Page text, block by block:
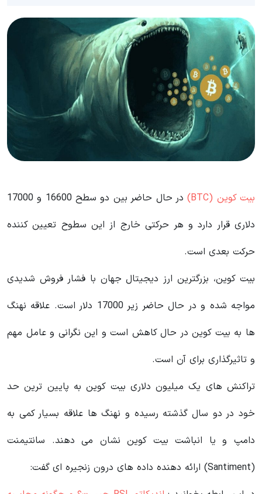
بیت کوین (BTC)
در حال حاضر بین دو سطح 16600 و 17000
دلاری قرار دارد و هر حرکتی خارج از این سطوح تعیین کننده
حرکت بعدی است.
بیت کوین، بزرگترین ارز دیجیتال جهان با فشار فروش شدیدی
مواجه شده و در حال حاضر زیر 17000 دلار است. علاقه نهنگ‌
ها به بیت‌ کوین در حال کاهش است و این نگرانی و عامل مهم
و تاثیرگذاری برای آن است.
تراکنش‌ های یک میلیون دلاری بیت‌ کوین به پایین‌ ترین حد
خود در دو سال گذشته رسیده و نهنگ‌ ها علاقه بسیار کمی به
دامپ و یا انباشت بیت‌ کوین نشان می‌ دهند. سانتیمنت
(Santiment) ارائه‌ دهنده داده‌ های درون زنجیره‌ ای گفت: